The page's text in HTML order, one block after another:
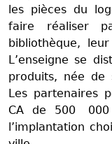
les pièces du
faire réaliser
bibliothèque,
L’enseigne se
produits, née de
Les partenaires
CA de 500
l’implantation